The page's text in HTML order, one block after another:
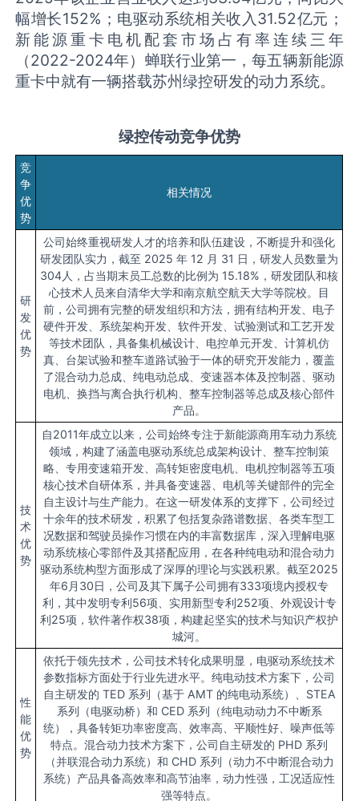
幅增长152%；电驱动系统相关收入31.52亿元；
新能源重卡电机配套市场占有率连续三年
（2022-2024年）蝉联行业第一，每五辆新能源
重卡中就有一辆搭载苏州绿控研发的动力系统。
绿控传动竞争优势
竞
争
优
势
相关情况
研
发
优
势
公司始终重视研发人才的培养和队伍建设，不断提升和强化
研发团队实力，截至 2025 年 12 月 31 日，研发人员数量为
304人，占当期末员工总数的比例为 15.18%，研发团队和核
心技术人员来自清华大学和南京航空航天大学等院校。目
前，公司拥有完整的研发组织和方法，拥有结构开发、电子
硬件开发、系统架构开发、软件开发、试验测试和工艺开发
等技术团队，具备集机械设计、电控单元开发、计算机仿
真、台架试验和整车道路试验于一体的研究开发能力，覆盖
了混合动力总成、纯电动总成、变速器本体及控制器、驱动
电机、换挡与离合执行机构、整车控制器等总成及核心部件
产品。
技
术
优
势
自2011年成立以来，公司始终专注于新能源商用车动力系统
领域，构建了涵盖电驱动系统总成架构设计、整车控制策
略、专用变速箱开发、高转矩密度电机、电机控制器等五项
核心技术自研体系，并具备变速器、电机等关键部件的完全
自主设计与生产能力。在这一研发体系的支撑下，公司经过
十余年的技术研发，积累了包括复杂路谱数据、各类车型工
况数据和驾驶员操作习惯在内的丰富数据库，深入理解电驱
动系统核心零部件及其搭配应用，在各种纯电动和混合动力
驱动系统构型方面形成了深厚的理论与实践积累。截至2025
年6月30日，公司及其下属子公司拥有333项境内授权专
利，其中发明专利56项、实用新型专利252项、外观设计专
利25项，软件著作权38项，构建起坚实的技术与知识产权护
城河。
性
能
优
势
依托于领先技术，公司技术转化成果明显，电驱动系统技术
参数指标方面处于行业先进水平。纯电动技术方案下，公司
自主研发的 TED 系列（基于 AMT 的纯电动系统）、STEA
系列（电驱动桥）和 CED 系列（纯电动动力不中断系
统），具备转矩功率密度高、效率高、平顺性好、噪声低等
特点。混合动力技术方案下，公司自主研发的 PHD 系列
（并联混合动力系统）和 CHD 系列（动力不中断混合动力
系统）产品具备高效率和高节油率，动力性强，工况适应性
强等特点。